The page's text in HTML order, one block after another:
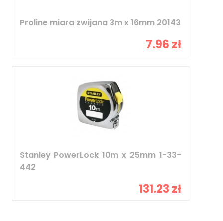
Proline miara zwijana 3m x 16mm 20143
7.96 zł
Stanley PowerLock 10m x 25mm 1-33-
442
131.23 zł